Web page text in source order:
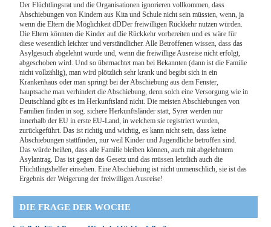
Der Flüchtlingsrat und die Organisationen ignorieren vollkommen, dass
Abschiebungen von Kindern aus Kita und Schule nicht sein müssten, wenn, ja
wenn die Eltern die Möglichkeit dDDer freiwilligen Rückkehr nutzen würden.
Die Eltern könnten die Kinder auf die Rückkehr vorbereiten und es wäre für
diese wesentlich leichter und verständlicher. Alle Betroffenen wissen, dass das
Asylgesuch abgelehnt wurde und, wenn die freiwillige Ausreise nicht erfolgt,
abgeschoben wird. Und so übernachtet man bei Bekannten (dann ist die Familie
nicht vollzählig), man wird plötzlich sehr krank und begibt sich in ein
Krankenhaus oder man springt bei der Abschiebung aus dem Fenster,
hauptsache man verhindert die Abschiebung, denn solch eine Versorgung wie in
Deutschland gibt es im Herkunftsland nicht. Die meisten Abschiebungen von
Familien finden in sog. sichere Herkunftsländer statt, Syrer werden nur
innerhalb der EU in erste EU-Land, in welchem sie registriert wurden,
zurückgeführt. Das ist richtig und wichtig, es kann nicht sein, dass keine
Abschiebungen stattfinden, nur weil Kinder und Jugendliche betroffen sind.
Das würde heißen, dass alle Familie bleiben können, auch mit abgelehntem
Asylantrag. Das ist gegen das Gesetz und das müssen letztlich auch die
Flüchtlingshelfer einsehen. Eine Abschiebung ist nicht unmenschlich, sie ist das
Ergebnis der Weigerung der freiwilligen Ausreise!
DIE FRAGE DER WOCHE